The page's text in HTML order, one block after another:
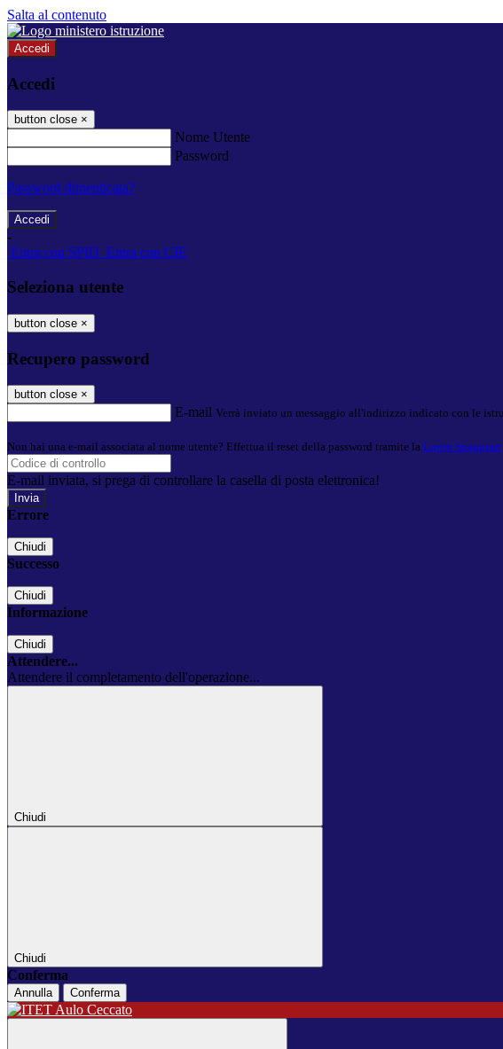
Salta al contenuto
Accedi
Accedi
button close ×
Nome Utente
Password
Password dimenticata?
-
Entra con SPID Entra con CIE
Seleziona utente
button close ×
Recupero password
button close ×
E-mail Verrà inviato un messaggio all'indirizzo indicato con le
Non hai una e-mail associata al nome utente? Effettua il reset della password tramite la Login Spaggiari
E-mail inviata, si prega di controllare la casella di posta elettronica!
Errore
Chiudi
Successo
Chiudi
Informazione
Chiudi
Attendere...
Attendere il completamento dell'operazione...
Chiudi
Chiudi
Conferma
Annulla Conferma